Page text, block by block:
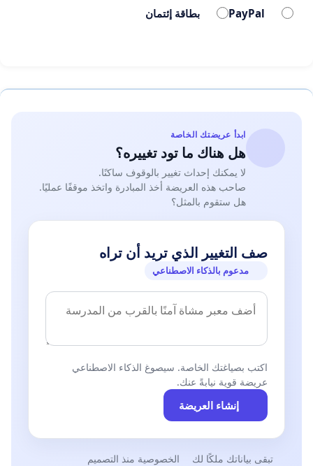
PayPal بطاقة إئتمان
ابدأ عريضتك الخاصة
هل هناك ما تود تغييره؟
لا يمكنك إحداث تغيير بالوقوف ساكنًا.
صاحب هذه العريضة أخذ المبادرة واتخذ موقفًا عمليًا.
هل ستقوم بالمثل؟
صف التغيير الذي تريد أن تراه
مدعوم بالذكاء الاصطناعي
اكتب بصياغتك الخاصة. سيصوغ الذكاء الاصطناعي
عريضة قوية نيابةً عنك.
إنشاء العريضة
تبقى بياناتك ملكًا لك الخصوصية منذ التصميم